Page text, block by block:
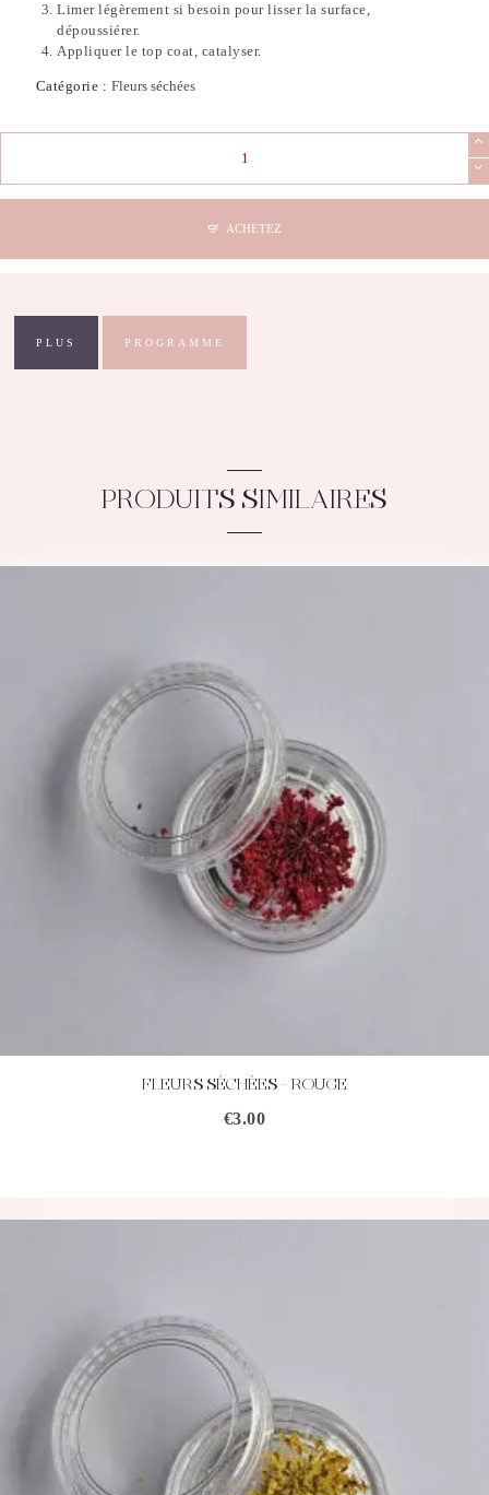
Limer légèrement si besoin pour lisser la surface,
dépoussiérer.
Appliquer le top coat, catalyser.
Catégorie : Fleurs séchées
Fleurs
ACHETEZ
PLUS PROGRAMME
PRODUITS SIMILAIRES
ACHETEZFLEURS SÉCHÉES – ROUGE
€3.00